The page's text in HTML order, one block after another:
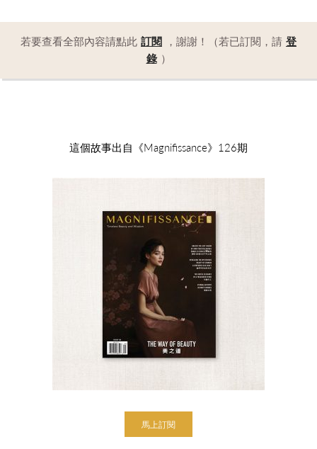
若要查看全部內容請點此 訂閱 ，謝謝！（若已訂閱，請 登
錄 ）
這個故事出自《Magnifissance》126期
馬上訂閱